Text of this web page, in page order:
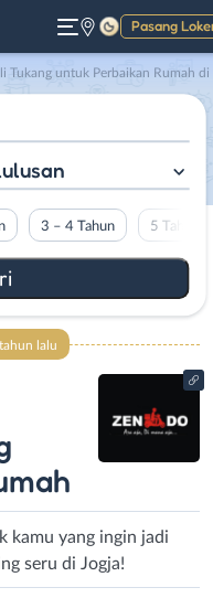
Pasang
Gelap
untuk Perbaikan Rumah di Zendo Jogja
3 – 4 Tahun 5 Tahun
lalu
kamu yang ingin jadi
seru di Jogja!